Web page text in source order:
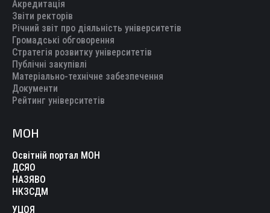
Акредитація
Звіти ректорів
Річний звіт про діяльність університетів
Громадські обговорення
Стратегія розвитку університетів
Публічні закупівлі
Матеріально-технічне забезпечення
Документи
Рейтинг університетів
МОН
Освітній портал МОН
ДСЯО
НАЗЯВО
НКЗСДМ
УЦОЯ